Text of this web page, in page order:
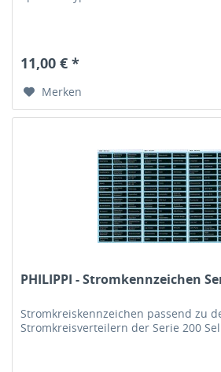
11,00 € *
Merken
PHILIPPI - Stromkennzeichen
Stromkreiskennzeichen passend zu
Stromkreisverteilern der Serie 200